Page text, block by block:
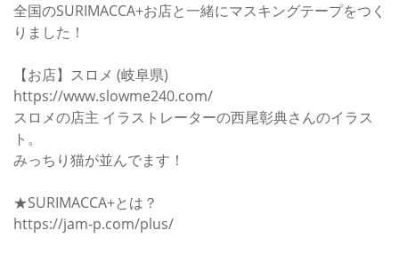
全国のSURIMACCA+お店と一緒にマスキングテープをつく
りました！
【お店】スロメ (岐阜県)
https://www.slowme240.com/
スロメの店主 イラストレーターの西尾彰典さんのイラス
ト。
みっちり猫が並んでます！
★SURIMACCA+とは？
https://jam-p.com/plus/